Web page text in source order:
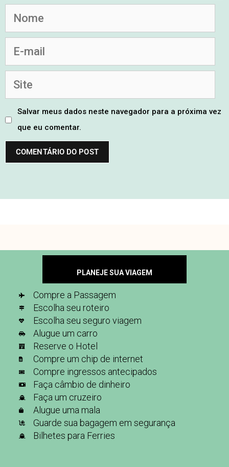
Salvar meus dados neste navegador para a próxima vez
que eu comentar.
PLANEJE SUA VIAGEM
Compre a Passagem
Escolha seu roteiro
Escolha seu seguro viagem
Alugue um carro
Reserve o Hotel
Compre um chip de internet
Compre ingressos antecipados
Faça câmbio de dinheiro
Faça um cruzeiro
Alugue uma mala
Guarde sua bagagem em segurança
Bilhetes para Ferries